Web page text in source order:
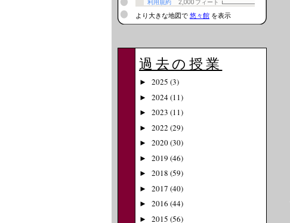
より大きな地図で 悠々館 を表示
過去の授業
► 2025 (3)
► 2024(11)
► 2023 (11)
► 2022 (29)
► 2020(30)
► 2019 (46)
► 2018 (59)
► 2017 (40)
► 2016 (44)
► 2015 (56)